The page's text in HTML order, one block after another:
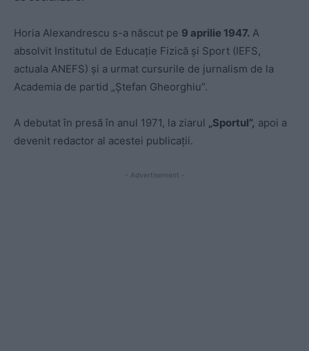
Horia Alexandrescu s-a născut pe 9 aprilie 1947. A
absolvit Institutul de Educaţie Fizică şi Sport (IEFS,
actuala ANEFS) şi a urmat cursurile de jurnalism de la
Academia de partid „Ştefan Gheorghiu”.
A debutat în presă în anul 1971, la ziarul „Sportul”, apoi a
devenit redactor al acestei publicaţii.
- Advertisement -